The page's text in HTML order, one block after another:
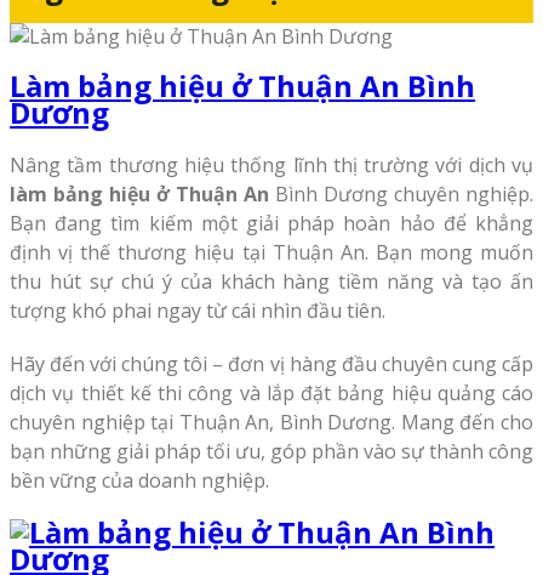
Làm bảng hiệu ở Thuận An Bình
Dương
Nâng tầm thương hiệu thống lĩnh thị trường với dịch vụ
làm bảng hiệu ở Thuận An Bình Dương chuyên nghiệp.
Bạn đang tìm kiếm một giải pháp hoàn hảo để khẳng
định vị thế thương hiệu tại Thuận An. Bạn mong muốn
thu hút sự chú ý của khách hàng tiềm năng và tạo ấn
tượng khó phai ngay từ cái nhìn đầu tiên.
Hãy đến với chúng tôi – đơn vị hàng đầu chuyên cung cấp
dịch vụ thiết kế thi công và lắp đặt bảng hiệu quảng cáo
chuyên nghiệp tại Thuận An, Bình Dương. Mang đến cho
bạn những giải pháp tối ưu, góp phần vào sự thành công
bền vững của doanh nghiệp.